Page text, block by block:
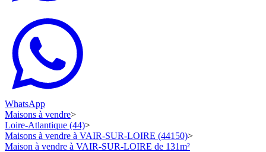
WhatsApp
Maisons à vendre>
Loire-Atlantique (44)>
Maisons à vendre à VAIR-SUR-LOIRE (44150)>
Maison à vendre à VAIR-SUR-LOIRE de 131m²